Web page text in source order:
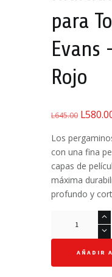
para
Evans
Rojo
L645.00 El
original
era:
L645.00.
L
Los
con una fina
capas de
máxima
profundo y
Hidráulico
AÑADIR